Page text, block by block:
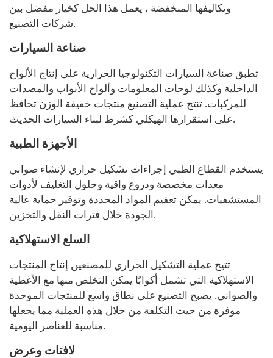
وتكاليفها المنخفضة ، يعمل هذا الحل كخيار مفضل بين
شركات التصنيع.
صناعة السيارات
تطبق صناعة السيارات التكنولوجيا الحرارية على إنتاج الألواح
الداخلية وكذلك لوحات المعلومات وألواح الأبواب والمصدات
للمركبات. تنتج عملية التصنيع منتجات خفيفة الوزن تحافظ
على استقرارها الهيكلي كشرط لبناء السيارات الحديث.
الأجهزة الطبية
يستخدم القطاع الطبي إجراءات تشكيل حراري لإنشاء صواني
معدات مخصصة ودروع واقية وحلول التغليف لأدوات
المستشفيات. يمكن تعقيم المواد المحددة وتوفير حماية عالية
الجودة خلال فترات النقل والتخزين.
السلع الاستهلاكية
تتيح عملية التشكيل الحراري للمصنعين إنتاج المنتجات
الاستهلاكية التي تشمل أكوابًا يمكن التخلص منها مع الأغطية
والصواني. يصبح التصنيع على نطاق واسع للمنتجات الموحدة
موفرة من حيث التكلفة من خلال هذه العملية مما يجعلها
مناسبة للعناصر اليومية.
لافتات وعرض